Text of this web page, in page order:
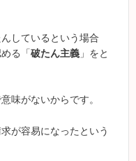
しているという場合
る「破たん主義 」をと
味がないからです。
が容易になったという